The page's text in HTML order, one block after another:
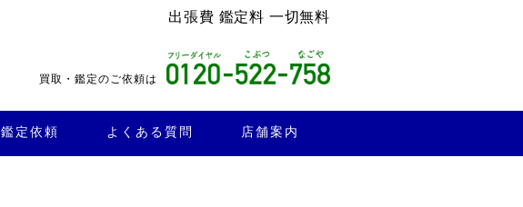
出張費 鑑定料 一切無料
買取・鑑定のご依頼は
鑑定依頼 よくある質問 店舗案内